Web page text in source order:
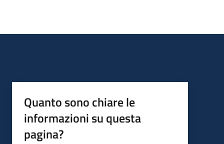
Quanto sono chiare le
informazioni su questa
pagina?